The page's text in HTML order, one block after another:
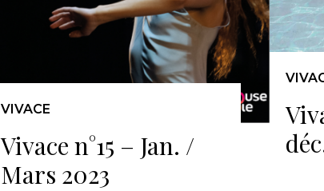
Vivace n°15 – Jan. /
Mars 2023
VIVACE